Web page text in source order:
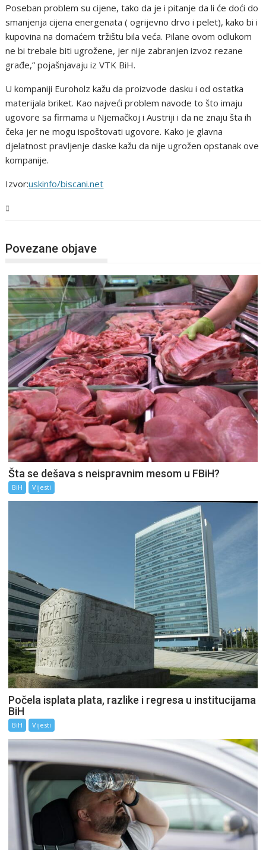
Poseban problem su cijene, tako da je i pitanje da li će doći do
smanjenja cijena energenata ( ogrijevno drvo i pelet), kako bi i
kupovina na domaćem tržištu bila veća. Pilane ovom odlukom
ne bi trebale biti ugrožene, jer nije zabranjen izvoz rezane
građe,” pojašnjavaju iz VTK BiH.
U kompaniji Euroholz kažu da proizvode dasku i od ostatka
materijala briket. Kao najveći problem navode to što imaju
ugovore sa firmama u Njemačkoj i Austriji i da ne znaju šta ih
čeka jer ne mogu ispoštovati ugovore. Kako je glavna
djelatnost pravljenje daske kažu da nije ugrožen opstanak ove
kompanije.
Izvor:uskinfo/biscani.net
Povezane objave
Šta se dešava s neispravnim mesom u FBiH?
BiH Vijesti
Počela isplata plata, razlike i regresa u institucijama
BiH
BiH Vijesti